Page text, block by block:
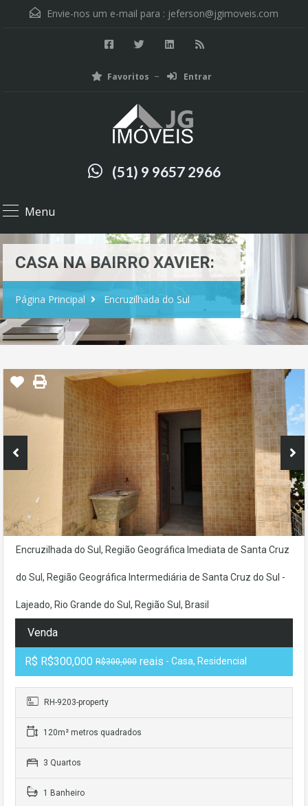
Envie-nos um e-mail para : jeferson@jgimoveis.com
Favoritos Entrar
(51) 9 9657 2966
Menu
CASA NA BAIRRO XAVIER:
Página Principal Encruzilhada do Sul
Encruzilhada do Sul, Região Geográfica Imediata de Santa Cruz
do Sul, Região Geográfica Intermediária de Santa Cruz do Sul -
Lajeado, Rio Grande do Sul, Região Sul, Brasil
Venda
R$ R$300,000 R$300,000 reais - Casa, Residencial
RH-9203-property
120m² metros quadrados
3 Quartos
1 Banheiro